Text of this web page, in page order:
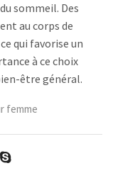
sommeil. Des
au corps de
qui favorise un
à ce choix
être général.
femme